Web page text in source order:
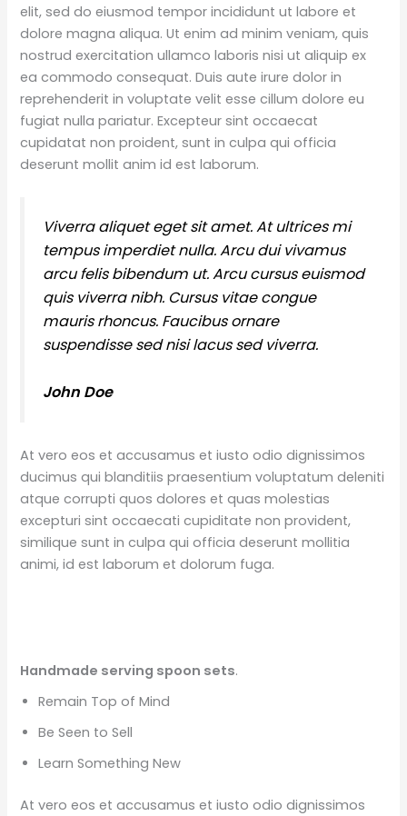
elit, sed do eiusmod tempor incididunt ut labore et
dolore magna aliqua. Ut enim ad minim veniam, quis
nostrud exercitation ullamco laboris nisi ut aliquip ex
ea commodo consequat. Duis aute irure dolor in
reprehenderit in voluptate velit esse cillum dolore eu
fugiat nulla pariatur. Excepteur sint occaecat
cupidatat non proident, sunt in culpa qui officia
deserunt mollit anim id est laborum.
Viverra aliquet eget sit amet. At ultrices mi
tempus imperdiet nulla. Arcu dui vivamus
arcu felis bibendum ut. Arcu cursus euismod
quis viverra nibh. Cursus vitae congue
mauris rhoncus. Faucibus ornare
suspendisse sed nisi lacus sed viverra.
John Doe
At vero eos et accusamus et iusto odio dignissimos
ducimus qui blanditiis praesentium voluptatum deleniti
atque corrupti quos dolores et quas molestias
excepturi sint occaecati cupiditate non provident,
similique sunt in culpa qui officia deserunt mollitia
animi, id est laborum et dolorum fuga.
Handmade serving spoon sets.
Remain Top of Mind
Be Seen to Sell
Learn Something New
At vero eos et accusamus et iusto odio dignissimos